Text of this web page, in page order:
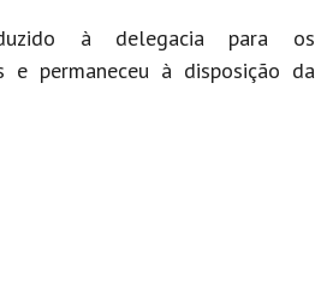
à delegacia para os
e permaneceu à disposição da